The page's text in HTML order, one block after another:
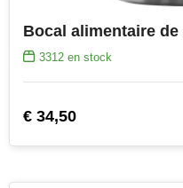
3312en stock
€ 34,50